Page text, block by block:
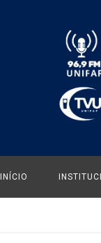
INÍCIO